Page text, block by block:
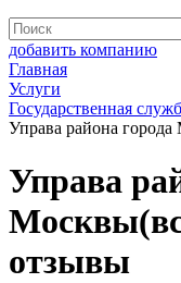
добавить компанию
Главная
Услуги
Государственная
Управа района
Управа
отзывы